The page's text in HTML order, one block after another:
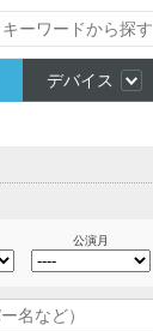
デバイス
公演月